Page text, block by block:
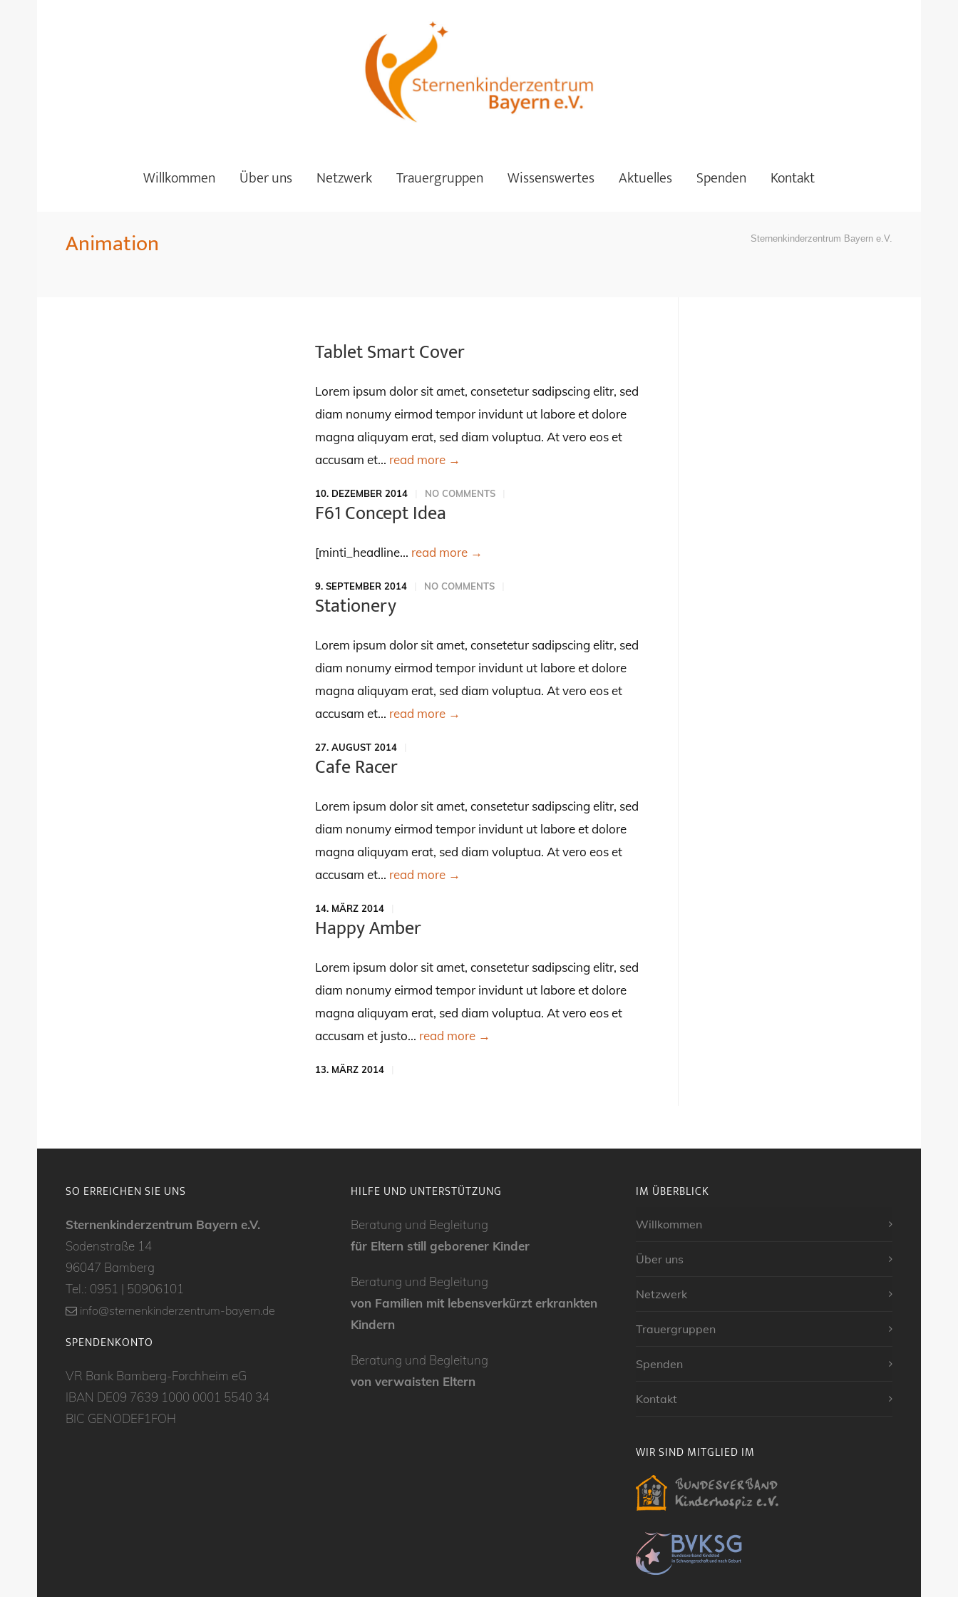
Willkommen Über uns Netzwerk Trauergruppen Wissenswertes Aktuelles Spenden Kontakt
Animation Sternenkinderzentrum Bayern e.V.
Tablet Smart Cover
Lorem ipsum dolor sit amet, consetetur sadipscing elitr, sed
diam nonumy eirmod tempor invidunt ut labore et dolore
magna aliquyam erat, sed diam voluptua. At vero eos et
accusam et... read more →
10. DEZEMBER 2014 NO COMMENTS
F61 Concept Idea
[minti_headline... read more →
9. SEPTEMBER 2014 NO COMMENTS
Stationery
Lorem ipsum dolor sit amet, consetetur sadipscing elitr, sed
diam nonumy eirmod tempor invidunt ut labore et dolore
magna aliquyam erat, sed diam voluptua. At vero eos et
accusam et... read more →
27. AUGUST 2014
Cafe Racer
Lorem ipsum dolor sit amet, consetetur sadipscing elitr, sed
diam nonumy eirmod tempor invidunt ut labore et dolore
magna aliquyam erat, sed diam voluptua. At vero eos et
accusam et... read more →
14. MÄRZ 2014
Happy Amber
Lorem ipsum dolor sit amet, consetetur sadipscing elitr, sed
diam nonumy eirmod tempor invidunt ut labore et dolore
magna aliquyam erat, sed diam voluptua. At vero eos et
accusam et justo... read more →
13. MÄRZ 2014
SO ERREICHEN SIE UNS
Sternenkinderzentrum Bayern e.V.
Sodenstraße 14
96047 Bamberg
Tel.: 0951 | 50906101
info@sternenkinderzentrum-bayern.de
SPENDENKONTO
VR Bank Bamberg-Forchheim eG
IBAN DE09 7639 1000 0001 5540 34
BIC GENODEF1FOH
HILFE UND UNTERSTÜTZUNG
Beratung und Begleitung
für Eltern still geborener Kinder
Beratung und Begleitung
von Familien mit lebensverkürzt erkrankten
Kindern
Beratung und Begleitung
von verwaisten Eltern
IM ÜBERBLICK
Willkommen
Über uns
Netzwerk
Trauergruppen
Spenden
Kontakt
WIR SIND MITGLIED IM